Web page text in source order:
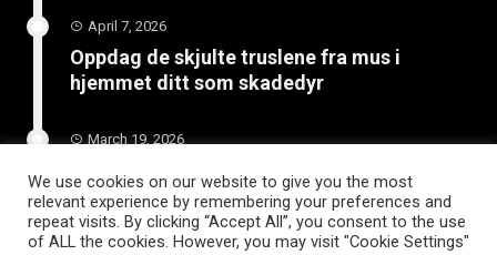
April 7, 2026
Oppdag de skjulte truslene fra mus i
hjemmet ditt som skadedyr
March 19, 2026
Slik vedlikeholder du tilhengeren for
langvarig bruk
We use cookies on our website to give you the most
relevant experience by remembering your preferences and
repeat visits. By clicking “Accept All”, you consent to the use
of ALL the cookies. However, you may visit "Cookie Settings"